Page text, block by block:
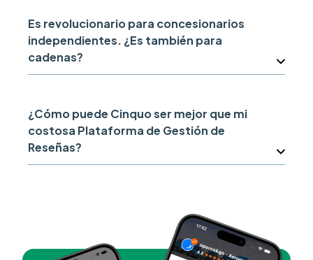
Es revolucionario para concesionarios
independientes. ¿Es también para
cadenas?
¿Cómo puede Cinquo ser mejor que mi
costosa Plataforma de Gestión de
Reseñas?